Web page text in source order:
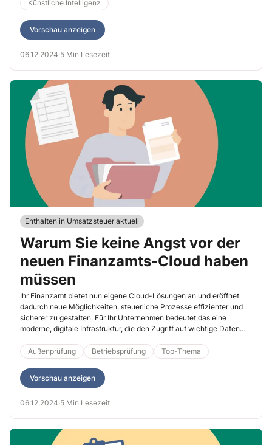
Künstliche Intelligenz
Vorschau anzeigen
06.12.2024·5 Min Lesezeit
Enthalten in Umsatzsteuer aktuell
Warum Sie keine Angst vor der
neuen Finanzamts-Cloud haben
müssen
Ihr Finanzamt bietet nun eigene Cloud-Lösungen an und eröffnet
dadurch neue Möglichkeiten, steuerliche Prozesse effizienter und
sicherer zu gestalten. Für Ihr Unternehmen bedeutet das eine
moderne, digitale Infrastruktur, die den Zugriff auf wichtige Daten
erleichtert. In diesem Beitrag erfahren Sie, wie die Cloud der
Finanzverwaltung funktioniert, welche Vorteile sie für Ihren
Arbeitsalltag bietet und wie der Datenschutz dabei gewährleistet
wird.
Außenprüfung Betriebsprüfung Top-Thema
Vorschau anzeigen
06.12.2024·5 Min Lesezeit